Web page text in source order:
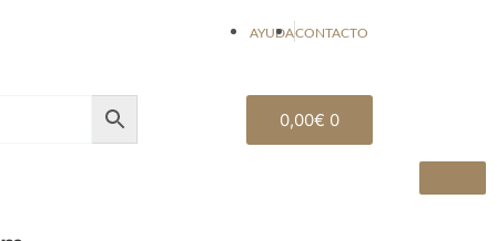
AYUDACONTACTO
0,00€ 0
Carrito